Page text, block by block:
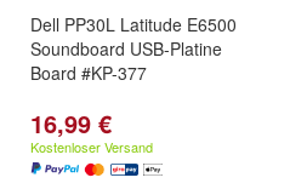
Dell PP30L Latitude E6500
Soundboard USB-Platine
Board #KP-377
16,99 €
Kostenloser Versand